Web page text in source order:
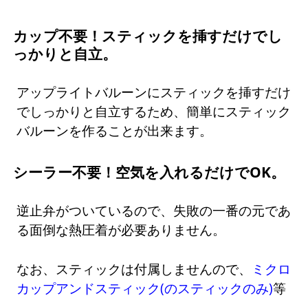
カップ不要！スティックを挿すだけでし
っかりと自立。
アップライトバルーンにスティックを挿すだけ
でしっかりと自立するため、簡単にスティック
バルーンを作ることが出来ます。
シーラー不要！空気を入れるだけでOK。
逆止弁がついているので、失敗の一番の元であ
る面倒な熱圧着が必要ありません。
なお、スティックは付属しませんので、
ミクロ
カップアンドスティック(のスティックのみ)等